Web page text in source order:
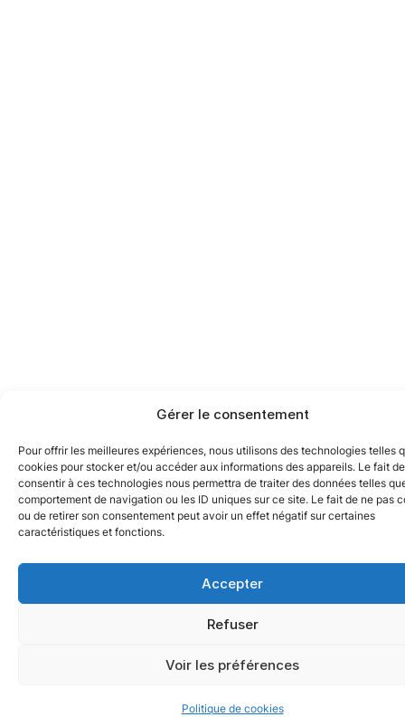
Gérer le consentement
Pour offrir les meilleures expériences, nous utilisons des technologies telles
cookies pour stocker et/ou accéder aux informations des appareils. Le fait de
consentir à ces technologies nous permettra de traiter des données telles
comportement de navigation ou les ID uniques sur ce site. Le fait de ne pas
ou de retirer son consentement peut avoir un effet négatif sur certaines
caractéristiques et fonctions.
Accepter
Refuser
Voir les préférences
Politique de cookies